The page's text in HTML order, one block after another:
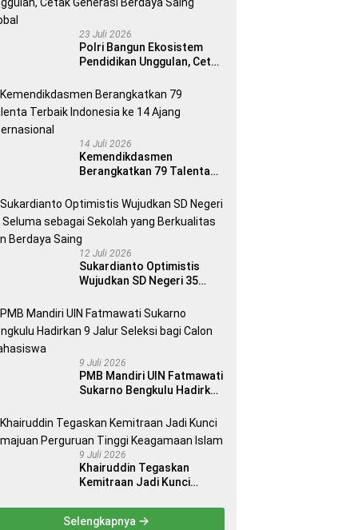
23 Juli 2026
Polri Bangun Ekosistem
Pendidikan Unggulan, Cetak
Global
14 Juli 2026
Kemendikdasmen
Berangkatkan 79 Talenta
Ajang Internasional
12 Juli 2026
Sukardianto Optimistis
Wujudkan SD Negeri 35
yang Berkualitas dan
Berdaya Saing
9 Juli 2026
PMB Mandiri UIN Fatmawati
Sukarno Bengkulu Hadirkan
Mahasiswa
9 Juli 2026
Khairuddin Tegaskan
Kemitraan Jadi Kunci
Keagamaan Islam
Selengkapnya